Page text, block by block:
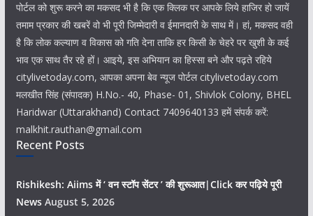
पोर्टल को शुरू करने का मकसद भी है कि एक क्लिक पर आपके लिये हाजिर हो जायें
तमाम प्रकार की खबरें वो भी पूरी जिम्मेदारी व ईमानदारी के साथ में। हां, मकसद वही
है कि लोक कल्याण व विकास को गति देना ताकि हर किसी के चेहरे पर खुशी के कई
भाव एक साथ तैर रहे हों। आइये, इस अभियान का हिस्सा बने और पढ़ते रहिये
citylivetoday.com, आपका अपना बेव न्यूज पोर्टल citylivetoday.com
मलखीत सिंह (संपादक) H.No.- 40, Phase- 01, Shivlok Colony, BHEL
Haridwar (Uttarakhand) Contact 7409640133 हमें संपर्क करें:
malkhit.rauthan@gmail.com
Recent Posts
Rishikesh: Aiims में ‘ वन स्टॉप सेंटर ’ की शुरूआत|Click कर पढ़िये पूरी
News August 5, 2026